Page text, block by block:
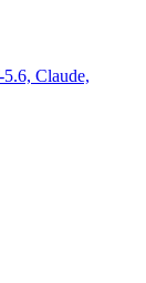
Claude,